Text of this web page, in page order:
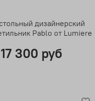
дизайнерский
Pablo от Lumiere
300 руб